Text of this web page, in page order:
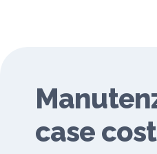
case